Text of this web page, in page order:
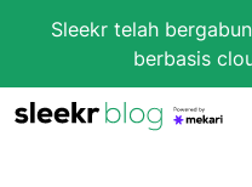
Sleekr telah
berbasis